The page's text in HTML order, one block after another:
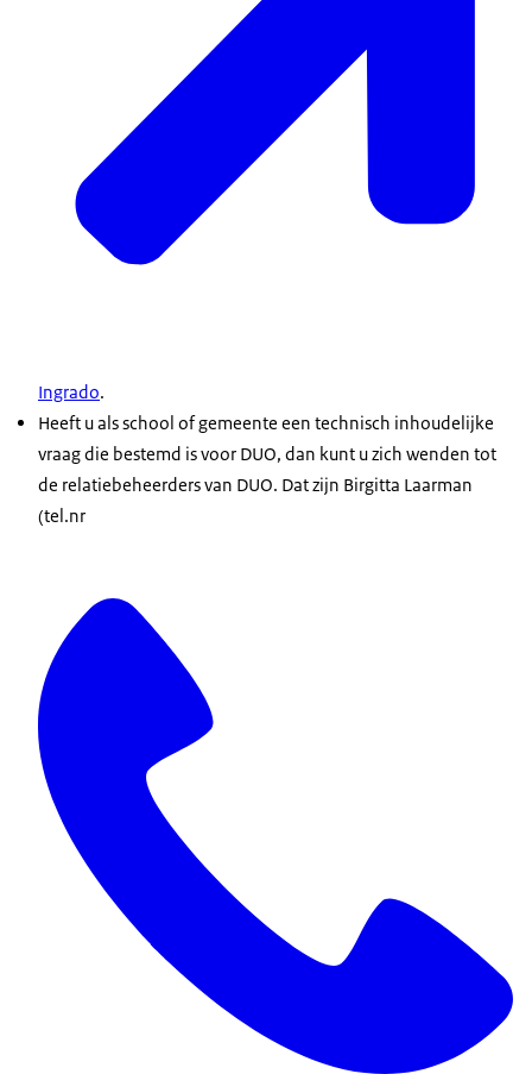
Ingrado.
Heeft u als school of gemeente een technisch inhoudelijke
vraag die bestemd is voor DUO, dan kunt u zich wenden tot
de relatiebeheerders van DUO. Dat zijn Birgitta Laarman
(tel.nr